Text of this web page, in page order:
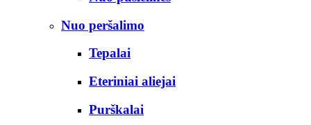
Nuo peršalimo
Tepalai
Eteriniai aliejai
Purškalai